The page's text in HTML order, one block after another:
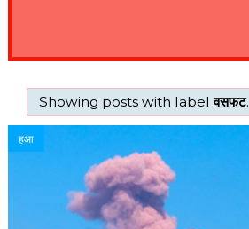
Showing posts with labelवसफट.
हआ